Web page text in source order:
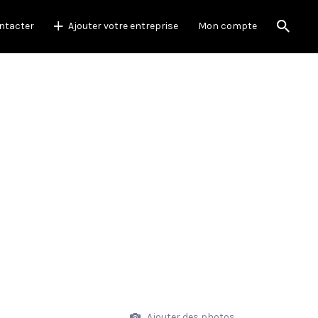
Ajouter votre entreprise Mon compte